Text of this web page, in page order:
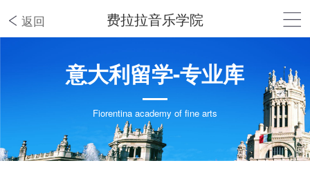
返回 费拉拉音乐学院
意大利留学-专业库
Fiorentina academy of fine arts